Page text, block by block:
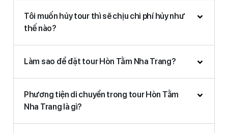
Tôi muốn hủy tour thì sẽ chịu chi phí hủy như
thế nào?
Làm sao để đặt tour Hòn Tằm Nha Trang?
Phương tiện di chuyển trong tour Hòn Tằm
Nha Trang là gì?